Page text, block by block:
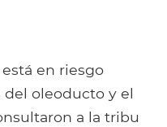
en riesgo
oleoducto y el
a la tribu